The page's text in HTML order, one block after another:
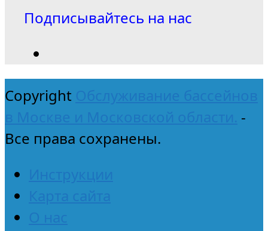
Подписывайтесь на нас
Copyright Обслуживание бассейнов
в Москве и Московской области. -
Все права сохранены.
Инструкции
Карта сайта
О нас